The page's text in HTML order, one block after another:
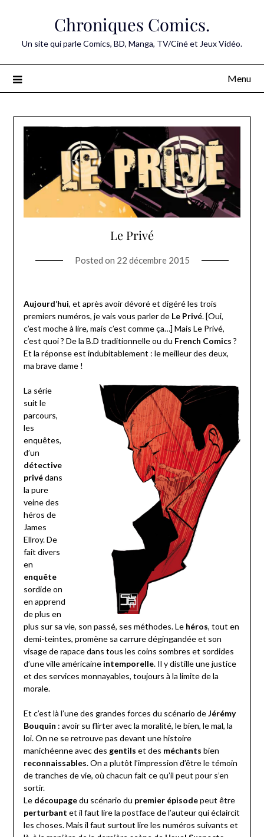
Chroniques Comics.
Un site qui parle Comics, BD, Manga, TV/Ciné et Jeux Vidéo.
Menu
Le Privé
Posted on 22 décembre 2015
Aujourd’hui, et après avoir dévoré et digéré les trois
premiers numéros, je vais vous parler de Le Privé. [Oui,
c’est moche à lire, mais c’est comme ça…] Mais Le Privé,
c’est quoi ? De la B.D traditionnelle ou du French Comics ?
Et la réponse est indubitablement : le meilleur des deux,
ma brave dame !
La série
suit le
parcours,
les
enquêtes,
d’un
détective
privédans
la pure
veine des
héros de
James
Ellroy. De
fait divers
en
enquête
sordide on
en apprend
de plus en
plus sur sa vie, son passé, ses méthodes. Le héros, tout en
demi-teintes, promène sa carrure dégingandée et son
visage de rapace dans tous les coins sombres et sordides
d’une ville américaine intemporelle. Il y distille une justice
et des services monnayables, toujours à la limite de la
morale.
Et c’est là l’une des grandes forces du scénario deJérémy
Bouquin : avoir su flirter avec la moralité, le bien, le mal, la
loi. On ne se retrouve pas devant une histoire
manichéenne avec des gentils et des méchants bien
reconnaissables. On a plutôt l’impression d’être le témoin
de tranches de vie, où chacun fait ce qu’il peut pour s’en
sortir.
Le découpagedu scénario du premier épisodepeut être
perturbant et il faut lire la postface de l’auteur qui éclaircit
les choses. Mais il faut surtout lire les numéros suivants et